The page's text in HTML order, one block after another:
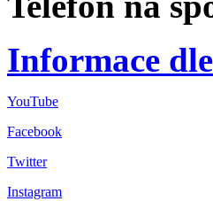
Informace
YouTube
Facebook
Twitter
Instagram